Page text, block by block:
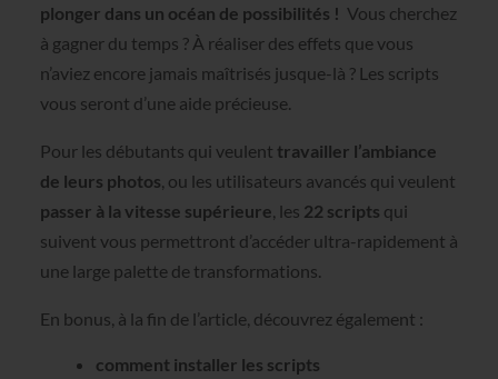
plonger dans un océan de possibilités ! Vous cherchez
à gagner du temps ? À réaliser des effets que vous
n’aviez encore jamais maîtrisés jusque-là ? Les scripts
vous seront d’une aide précieuse.
Pour les débutants qui veulent travailler l’ambiance
de leurs photos , ou les utilisateurs avancés qui veulent
passer à la vitesse supérieure , les 22 scripts qui
suivent vous permettront d’accéder ultra-rapidement à
une large palette de transformations.
En bonus, à la fin de l’article, découvrez également :
comment installer les scripts